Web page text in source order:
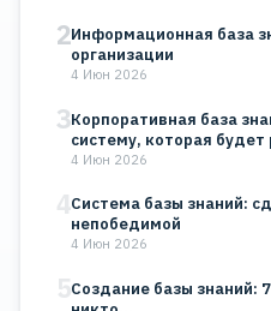
2Информационная база
организации
4 Июн 2026
3Корпоративная база
систему, которая
4 Июн 2026
4Система базы знаний:
непобедимой
4 Июн 2026
5Создание базы знаний: